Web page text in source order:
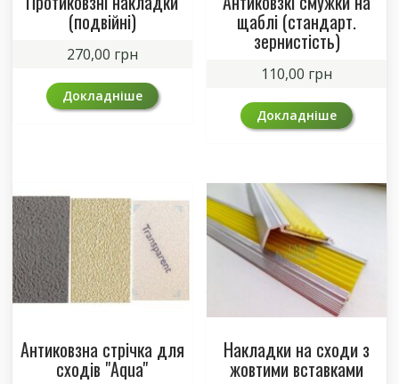
(подвійні)
270,00 грн
Докладніше
щаблі (стандарт.
зернистість)
110,00 грн
Докладніше
Антиковзна стрічка для
сходів "Aqua"
Накладки на сходи з
жовтими вставками